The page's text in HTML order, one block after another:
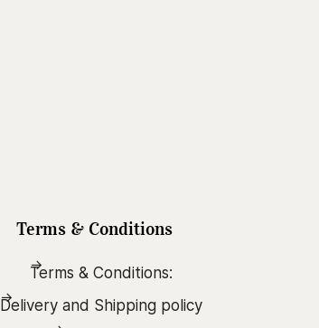
Terms & Conditions
Terms & Conditions:
Delivery and Shipping policy